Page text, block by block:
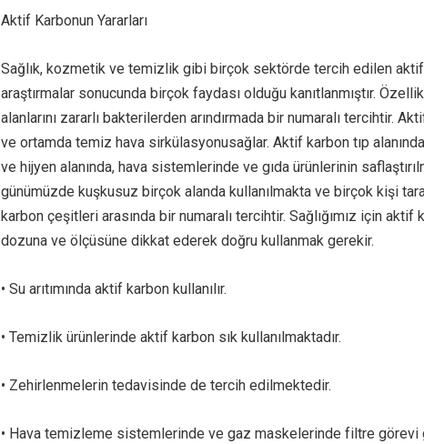
Aktif Karbonun Yararları
Sağlık, kozmetik ve temizlik gibi birçok sektörde tercih edilen aktif
araştırmalar sonucunda birçok faydası olduğu kanıtlanmıştır.
alanlarını zararlı bakterilerden arındırmada bir numaralı tercihtir.
ve ortamda temiz hava sirkülasyonusağlar. Aktif karbon tıp
ve hijyen alanında, hava sistemlerinde ve gıda ürünlerinin
günümüzde kuşkusuz birçok alanda kullanılmakta ve birçok kişi
karbon çeşitleri arasında bir numaralı tercihtir. Sağlığımız için
dozuna ve ölçüsüne dikkat ederek doğru kullanmak gerekir.
• Su arıtımında aktif karbon kullanılır.
• Temizlik ürünlerinde aktif karbon sık kullanılmaktadır.
• Zehirlenmelerin tedavisinde de tercih edilmektedir.
• Hava temizleme sistemlerinde ve gaz maskelerinde filtre görevi